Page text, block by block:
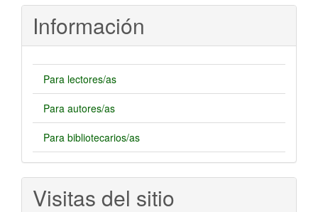
Información
Para lectores/as
Para autores/as
Para bibliotecarios/as
Visitas del sitio